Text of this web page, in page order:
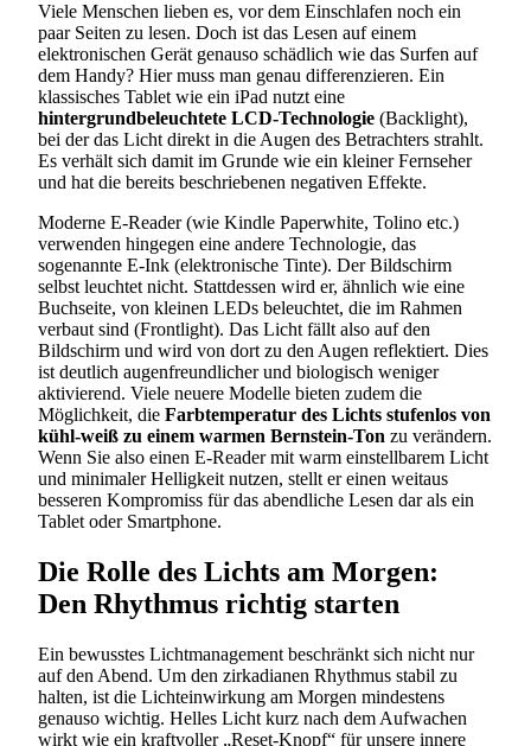
Viele Menschen lieben es, vor dem Einschlafen noch ein
paar Seiten zu lesen. Doch ist das Lesen auf einem
elektronischen Gerät genauso schädlich wie das Surfen auf
dem Handy? Hier muss man genau differenzieren. Ein
klassisches Tablet wie ein iPad nutzt eine
hintergrundbeleuchtete LCD-Technologie (Backlight),
bei der das Licht direkt in die Augen des Betrachters strahlt.
Es verhält sich damit im Grunde wie ein kleiner Fernseher
und hat die bereits beschriebenen negativen Effekte.
Moderne E-Reader (wie Kindle Paperwhite, Tolino etc.)
verwenden hingegen eine andere Technologie, das
sogenannte E-Ink (elektronische Tinte). Der Bildschirm
selbst leuchtet nicht. Stattdessen wird er, ähnlich wie eine
Buchseite, von kleinen LEDs beleuchtet, die im Rahmen
verbaut sind (Frontlight). Das Licht fällt also auf den
Bildschirm und wird von dort zu den Augen reflektiert. Dies
ist deutlich augenfreundlicher und biologisch weniger
aktivierend. Viele neuere Modelle bieten zudem die
Möglichkeit, die Farbtemperatur des Lichts stufenlos von
kühl-weiß zu einem warmen Bernstein-Ton zu verändern.
Wenn Sie also einen E-Reader mit warm einstellbarem Licht
und minimaler Helligkeit nutzen, stellt er einen weitaus
besseren Kompromiss für das abendliche Lesen dar als ein
Tablet oder Smartphone.
Die Rolle des Lichts am Morgen:
Den Rhythmus richtig starten
Ein bewusstes Lichtmanagement beschränkt sich nicht nur
auf den Abend. Um den zirkadianen Rhythmus stabil zu
halten, ist die Lichteinwirkung am Morgen mindestens
genauso wichtig. Helles Licht kurz nach dem Aufwachen
wirkt wie ein kraftvoller „Reset-Knopf“ für unsere innere